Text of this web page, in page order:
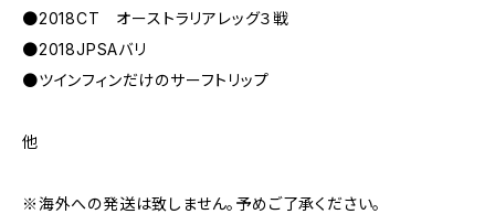
●2018CT オーストラリアレッグ３戦
●2018JPSAバリ
●ツインフィンだけのサーフトリップ
他
※海外への発送は致しません。予めご了承ください。